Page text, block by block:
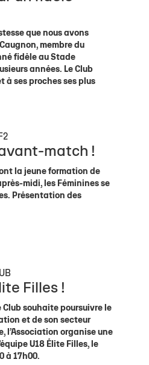
que nous avons
membre du
fidèle au Stade
années. Le Club
à ses proches ses plus
match !
la jeune formation de
midi, les Féminines se
Présentation des
Filles !
Club souhaite poursuivre le
et de son secteur
l’Association organise une
U18 Élite Filles, le
à 17h00.